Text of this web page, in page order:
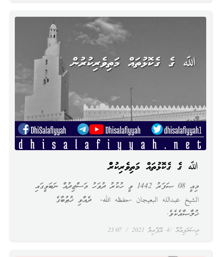
ﷲ ގެ ގެކޮޅުތައް މަތިވެރިކުރުން
ދިސަލަފިއްޔާ 4 އޭޕްރިލް 2021
މިއީ 08 ޞަފަރު 1442 ވީ ހުކުރު ދުވަހު މަސްޖިދުއް ނަބަވީގައި
الشيخ عبدالله البعيجان -حفظه الله- ދެއްވި ޚުޠުބާގެ
ޚުލާޞާއެކެވެ.